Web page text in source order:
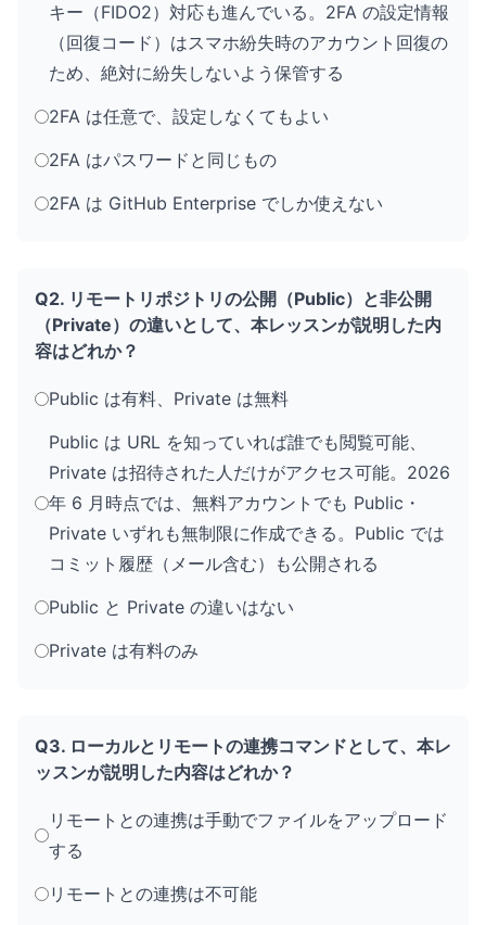
キー（FIDO2）対応も進んでいる。2FA の設定情報
（回復コード）はスマホ紛失時のアカウント回復の
ため、絶対に紛失しないよう保管する
2FA は任意で、設定しなくてもよい
2FA はパスワードと同じもの
2FA は GitHub Enterprise でしか使えない
Q2. リモートリポジトリの公開（Public）と非公開
（Private）の違いとして、本レッスンが説明した内
容はどれか？
Public は有料、Private は無料
Public は URL を知っていれば誰でも閲覧可能、
Private は招待された人だけがアクセス可能。2026
年 6 月時点では、無料アカウントでも Public・
Private いずれも無制限に作成できる。Public では
コミット履歴（メール含む）も公開される
Public と Private の違いはない
Private は有料のみ
Q3. ローカルとリモートの連携コマンドとして、本レ
ッスンが説明した内容はどれか？
リモートとの連携は手動でファイルをアップロード
する
リモートとの連携は不可能